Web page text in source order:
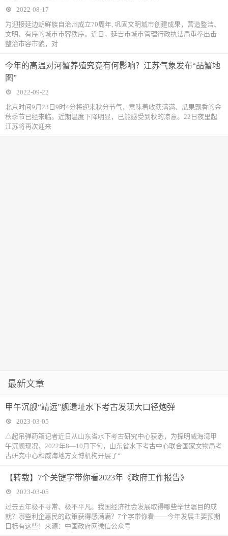
2022-08-17
为迎接延边朝鲜族自治州成立70周年, 巩固文明城市创建成果，营造整洁、
文明、有序的城市市容秩序。近日，延吉市城市管理行政执法局重拳出击
整治市容市貌，对
今年的高温对河蟹养殖究竟有何影响？江苏气象发布“品蟹地
图”
2022-09-22
北京时间9月23日9时4分将迎来秋分节气，意味着收获满满、瓜果飘香的金
秋季节已经来临。近期温度下降明显，已能感受到秋的凉意。22日夜里起
江苏将再次迎来
最新文章
甲午沉舰“靖远”舰遗址水下考古发现大口径炮弹
2023-03-05
△起吊弹药箱记者近日从山东省水下考古研究中心获悉，为探明威海湾甲
午沉舰现况，2022年8—10月下旬，山东省水下考古中心联合国家文物局考
古研究中心和威海地方文博机构开展了“
【转载】7个关键字带你看2023年《政府工作报告》
2023-03-05
过去五年极不寻常、极不平凡。我国经济社会发展取得哪些举世瞩目的成
就？哪些利企惠民的政策获得感满满？7个字带你看——今年发展主要预期
目标有这些！来源：中国政府网微信公众号